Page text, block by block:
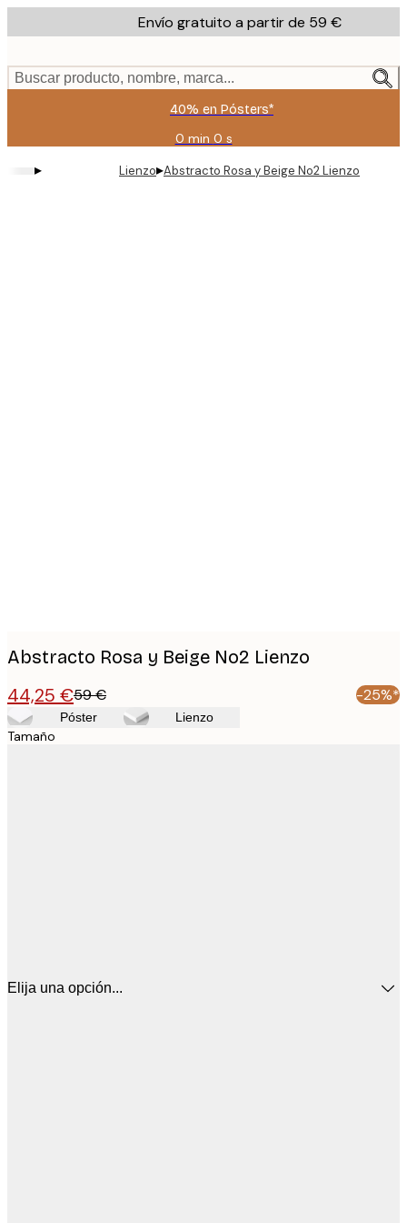
to
content.
Envío gratuito a partir de 59 €
Buscar producto, nombre, marca...
40% en Pósters*
0 min 0 s
Válido
hasta:
2026-
▸ Lienzo▸Abstracto Rosa y Beige No2 Lienzo
Abstracto Rosa y Beige No2 Lienzo
44,25 €59 € -25%*
Póster Lienzo
Tamaño
Elija una opción...